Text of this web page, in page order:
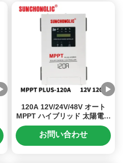
120A 12V/24V/48V オート
MPPT ハイブリッド 太陽電池
充電制御器
お問い合わせ